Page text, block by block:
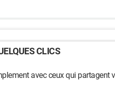
CLICS
avec ceux qui partagent